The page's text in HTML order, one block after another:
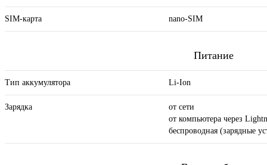
SIM-карта nano-SIM
Питание
Тип аккумулятора Li-Ion
Зарядка
от сети
от компьютера через
беспроводная (зарядные